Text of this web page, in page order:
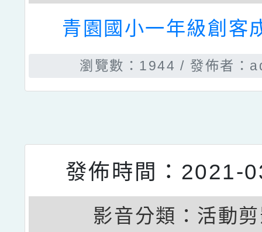
發佈時間：2021-